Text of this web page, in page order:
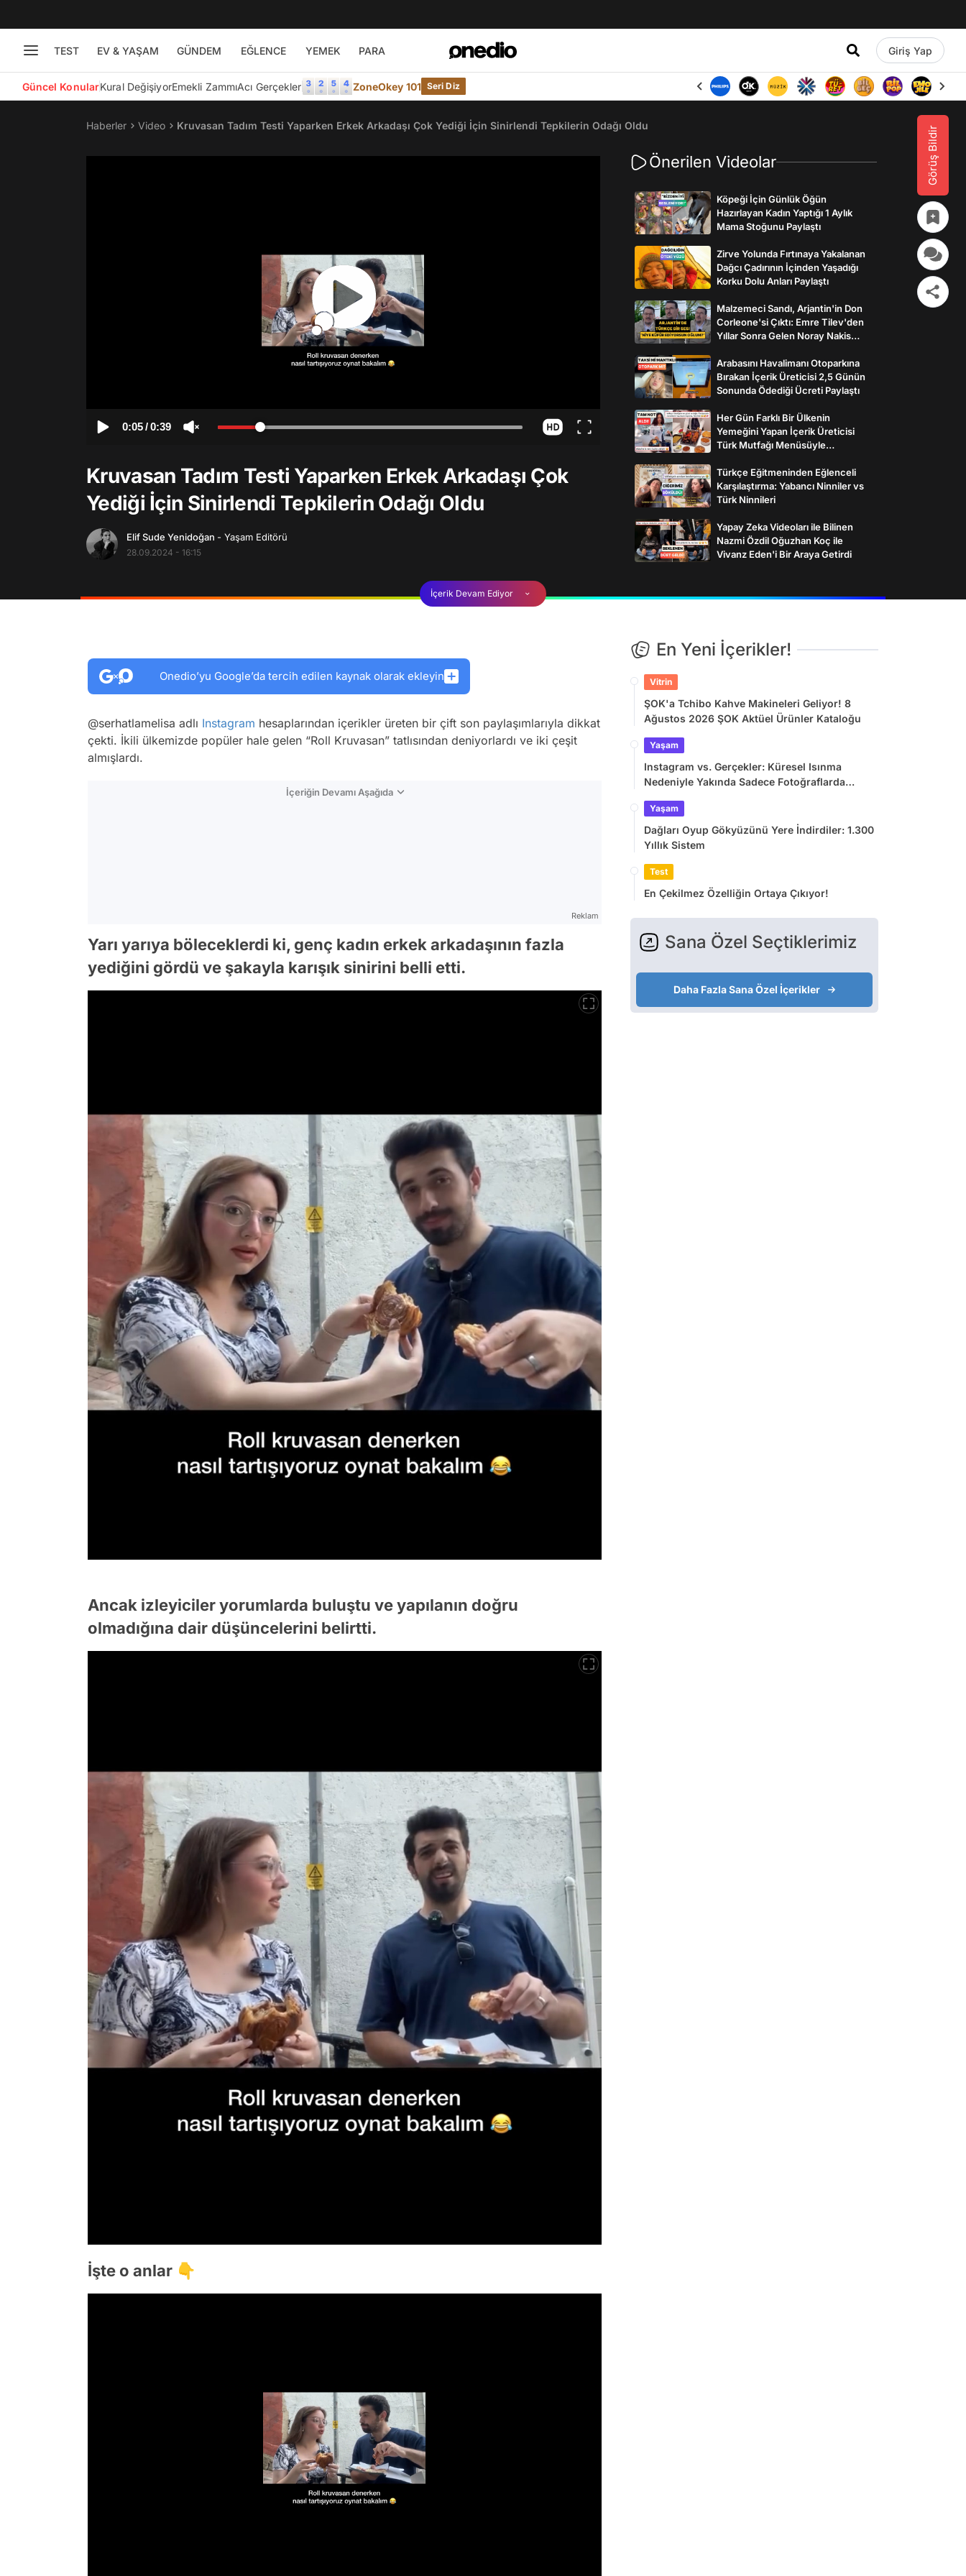
TEST EV & YAŞAM GÜNDEM EĞLENCE YEMEK PARA Giriş Yap
Güncel KonularKural DeğişiyorEmekli ZammıAcı Gerçekler ZoneOkey 101 Seri Diz
Görüş Bildir
Haberler Video Kruvasan Tadım Testi Yaparken Erkek Arkadaşı Çok Yediği İçin Sinirlendi Tepkilerin Odağı Oldu
0:05/0:39
Kruvasan Tadım Testi Yaparken Erkek Arkadaşı Çok
Yediği İçin Sinirlendi Tepkilerin Odağı Oldu
Elif Sude Yenidoğan - Yaşam Editörü
28.09.2024 - 16:15
Önerilen Videolar
Köpeği İçin Günlük Öğün
Hazırlayan Kadın Yaptığı 1 Aylık
Mama Stoğunu Paylaştı
Zirve Yolunda Fırtınaya Yakalanan
Dağcı Çadırının İçinden Yaşadığı
Korku Dolu Anları Paylaştı
Malzemeci Sandı, Arjantin'in Don
Corleone'si Çıktı: Emre Tilev'den
Yıllar Sonra Gelen Noray Nakis
Arabasını Havalimanı Otoparkına
Bırakan İçerik Üreticisi 2,5 Günün
Sonunda Ödediği Ücreti Paylaştı
Her Gün Farklı Bir Ülkenin
Yemeğini Yapan İçerik Üreticisi
Türk Mutfağı Menüsüyle
Türkçe Eğitmeninden Eğlenceli
Karşılaştırma: Yabancı Ninniler vs
Türk Ninnileri
Yapay Zeka Videoları ile Bilinen
Nazmi Özdil Oğuzhan Koç ile
Vivanz Eden'i Bir Araya Getirdi
İçerik Devam Ediyor
Onedio’yu Google’da tercih edilen kaynak olarak ekleyin
@serhatlamelisa adlı Instagram hesaplarından içerikler üreten bir çift son paylaşımlarıyla dikkat
çekti. İkili ülkemizde popüler hale gelen “Roll Kruvasan” tatlısından deniyorlardı ve iki çeşit
almışlardı.
İçeriğin Devamı Aşağıda
Reklam
Yarı yarıya böleceklerdi ki, genç kadın erkek arkadaşının fazla
yediğini gördü ve şakayla karışık sinirini belli etti.
Ancak izleyiciler yorumlarda buluştu ve yapılanın doğru
olmadığına dair düşüncelerini belirtti.
İşte o anlar 👇
En Yeni İçerikler!
Vitrin
ŞOK'a Tchibo Kahve Makineleri Geliyor! 8
Ağustos 2026 ŞOK Aktüel Ürünler Kataloğu
Yaşam
Instagram vs. Gerçekler: Küresel Isınma
Nedeniyle Yakında Sadece Fotoğraflarda
Yaşam
Dağları Oyup Gökyüzünü Yere İndirdiler: 1.300
Yıllık Sistem
Test
En Çekilmez Özelliğin Ortaya Çıkıyor!
Sana Özel Seçtiklerimiz
Daha Fazla Sana Özel İçerikler